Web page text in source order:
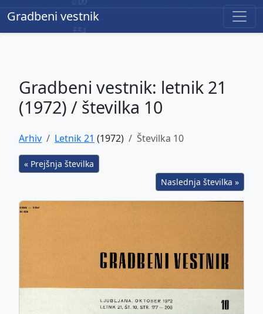
Gradbeni vestnik
Gradbeni vestnik
Gradbeni vestnik: letnik 21
(1972) / številka 10
Arhiv Letnik 21 (1972) Številka 10
« Prejšnja številka
Naslednja številka »